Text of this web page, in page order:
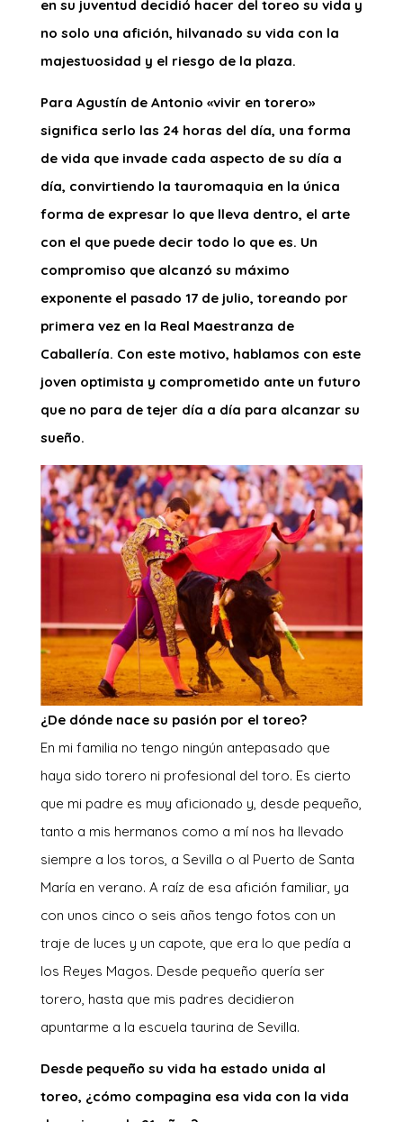
en su juventud decidió hacer del toreo su vida y
no solo una afición, hilvanado su vida con la
majestuosidad y el riesgo de la plaza.
Para Agustín de Antonio «vivir en torero»
significa serlo las 24 horas del día, una forma
de vida que invade cada aspecto de su día a
día, convirtiendo la tauromaquia en la única
forma de expresar lo que lleva dentro, el arte
con el que puede decir todo lo que es. Un
compromiso que alcanzó su máximo
exponente el pasado 17 de julio, toreando por
primera vez en la Real Maestranza de
Caballería. Con este motivo, hablamos con este
joven optimista y comprometido ante un futuro
que no para de tejer día a día para alcanzar su
sueño.
¿De dónde nace su pasión por el toreo?
En mi familia no tengo ningún antepasado que
haya sido torero ni profesional del toro. Es cierto
que mi padre es muy aficionado y, desde pequeño,
tanto a mis hermanos como a mí nos ha llevado
siempre a los toros, a Sevilla o al Puerto de Santa
María en verano. A raíz de esa afición familiar, ya
con unos cinco o seis años tengo fotos con un
traje de luces y un capote, que era lo que pedía a
los Reyes Magos. Desde pequeño quería ser
torero, hasta que mis padres decidieron
apuntarme a la escuela taurina de Sevilla.
Desde pequeño su vida ha estado unida al
toreo, ¿cómo compagina esa vida con la vida